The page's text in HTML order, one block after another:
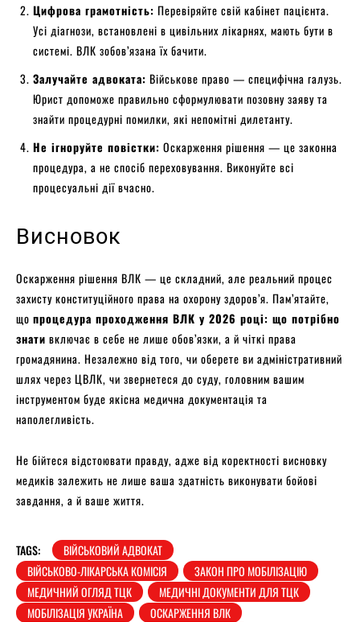
Цифрова грамотність: Перевіряйте свій кабінет пацієнта.
Усі діагнози, встановлені в цивільних лікарнях, мають бути в
системі. ВЛК зобов’язана їх бачити.
Залучайте адвоката: Військове право — специфічна галузь.
Юрист допоможе правильно сформулювати позовну заяву та
знайти процедурні помилки, які непомітні дилетанту.
Не ігноруйте повістки: Оскарження рішення — це законна
процедура, а не спосіб переховування. Виконуйте всі
процесуальні дії вчасно.
Висновок
Оскарження рішення ВЛК — це складний, але реальний процес
захисту конституційного права на охорону здоров’я. Пам’ятайте,
що процедура проходження ВЛК у 2026 році: що потрібно
знати включає в себе не лише обов’язки, а й чіткі права
громадянина. Незалежно від того, чи оберете ви адміністративний
шлях через ЦВЛК, чи звернетеся до суду, головним вашим
інструментом буде якісна медична документація та
наполегливість.
Не бійтеся відстоювати правду, адже від коректності висновку
медиків залежить не лише ваша здатність виконувати бойові
завдання, а й ваше життя.
TAGS:
ВІЙСЬКОВИЙ АДВОКАТ
ВІЙСЬКОВО-ЛІКАРСЬКА КОМІСІЯ
ЗАКОН ПРО МОБІЛІЗАЦІЮ
МЕДИЧНИЙ ОГЛЯД ТЦК
МЕДИЧНІ ДОКУМЕНТИ ДЛЯ ТЦК
МОБІЛІЗАЦІЯ УКРАЇНА
ОСКАРЖЕННЯ ВЛК